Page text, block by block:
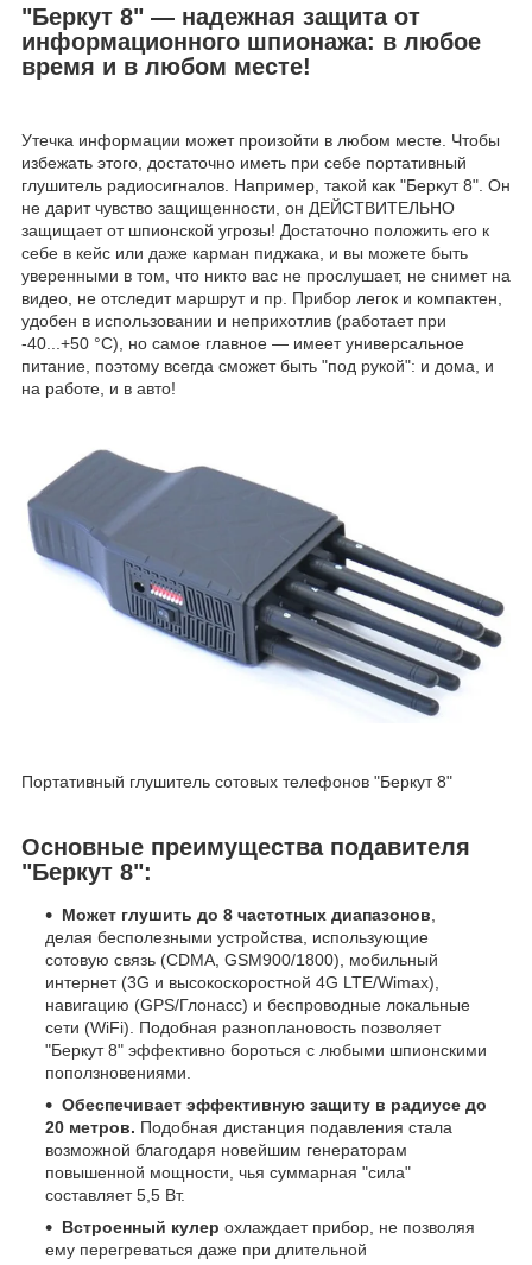
"Беркут 8" — надежная защита от
информационного шпионажа: в любое
время и в любом месте!
Утечка информации может произойти в любом месте. Чтобы
избежать этого, достаточно иметь при себе портативный
глушитель радиосигналов. Например, такой как "Беркут 8". Он
не дарит чувство защищенности, он ДЕЙСТВИТЕЛЬНО
защищает от шпионской угрозы! Достаточно положить его к
себе в кейс или даже карман пиджака, и вы можете быть
уверенными в том, что никто вас не прослушает, не снимет на
видео, не отследит маршрут и пр. Прибор легок и компактен,
удобен в использовании и неприхотлив (работает при
-40...+50 °С), но самое главное — имеет универсальное
питание, поэтому всегда сможет быть "под рукой": и дома, и
на работе, и в авто!
Портативный глушитель сотовых телефонов "Беркут 8"
Основные преимущества подавителя
"Беркут 8":
Может глушить до 8 частотных диапазонов
делая бесполезными устройства, использующие
сотовую связь (CDMA, GSM900/1800), мобильный
интернет (3G и высокоскоростной 4G LTE/Wimax),
навигацию (GPS/Глонасс) и беспроводные локальные
сети (WiFi). Подобная разноплановость позволяет
"Беркут 8" эффективно бороться с любыми шпионскими
поползновениями.
Обеспечивает эффективную защиту в радиусе до
20 метров. Подобная дистанция подавления стала
возможной благодаря новейшим генераторам
повышенной мощности, чья суммарная "сила"
составляет 5,5 Вт.
Встроенный кулер охлаждает прибор, не позволяя
ему перегреваться даже при длительной